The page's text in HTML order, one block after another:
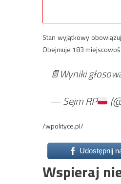
Stan wyjątkowy
Obejmuje 183
📄Wyniki
— Sejm RP
/wpolityce.pl/
Udostępnij
Wspieraj